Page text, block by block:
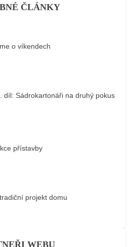
ČLÁNKY
o víkendech
díl: Sádrokartonáři na druhý pokus
přístavby
projekt domu
WEBU